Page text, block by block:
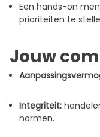
Een hands-on
prioriteiten te
Jouw
Integriteit:
normen.